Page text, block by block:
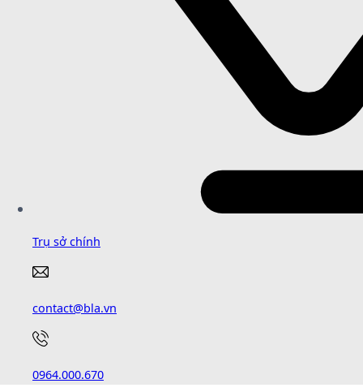
Trụ sở chính
contact@bla.vn
0964.000.670